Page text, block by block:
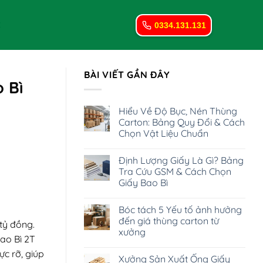
0334.131.131
Bì
đồng.
Bì 2T
rỡ, giúp
BÀI VIẾT GẦN ĐÂY
Hiểu Về Độ Bục, Nén Thùng
Carton: Bảng Quy Đổi & Cách
Chọn Vật Liệu Chuẩn
bình
luận
ở
Hiểu
Bục,
Nén
Thùng
Carton:
Bảng
&
Định Lượng Giấy Là Gì? Bảng
Tra Cứu GSM & Cách Chọn
Giấy Bao Bì
bình
luận
ở
Định
Là
Bóc tách 5 Yếu tố ảnh hưởng
đến giá thùng carton từ
xưởng
bình
Xưởng Sản Xuất Ống Giấy